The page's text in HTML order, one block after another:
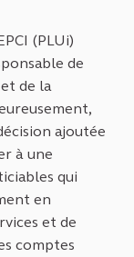
(PLUi)
de
de la
ajoutée
à une
qui
en
et de
comptes